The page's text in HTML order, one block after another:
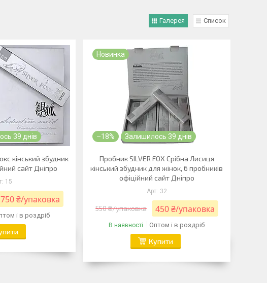
Галерея Список
39 днів
кінський збудник
сайт Дніпро
15
750 ₴/упаковка
і в роздріб
Новинка
–18% Залишилось 39 днів
Пробник SILVER FOX Срібна Лисиця
кінський збудник для жінок, 6 пробників
офіційний сайт Дніпро
32
550 ₴/упаковка 450 ₴/упаковка
В наявності Оптом і в роздріб
Купити